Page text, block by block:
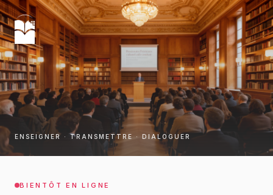
ENSEIGNER · TRANSMETTRE · DIALOGUER
BIENTÔT EN LIGNE